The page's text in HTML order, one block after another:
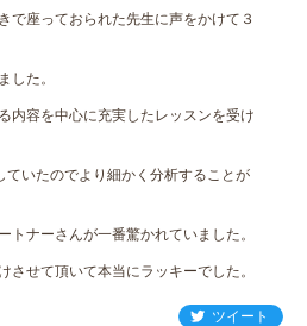
で座っておられた先生に声をかけて３
した。
内容を中心に充実したレッスンを受け
ていたのでより細かく分析することが
ナーさんが一番驚かれていました。
させて頂いて本当にラッキーでした。
ツイート